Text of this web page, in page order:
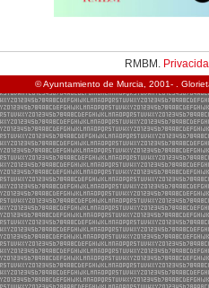
RMBM.
© Ayuntamiento de Murcia, 2001- .